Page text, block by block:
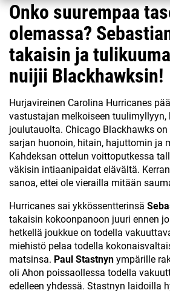
Onko suurempaa
olemassa?
takaisin ja
nuijii Blackhawksin!
Hurjavireinen Carolina Hurricanes
vastustajan melkoiseen tuulimyllyyn,
joulutauolta. Chicago Blackhawks
sarjan huonoin, hitain, hajuttomin ja
Kahdeksan ottelun voittoputkessa
väkisin intiaanipaidat elävältä.
sanoa, ettei ole vierailla mitään
Hurricanes sai ykkössentterinsä
takaisin kokoonpanoon juuri ennen
hetkellä joukkue on todella
miehistö pelaa todella
matsinsa. Paul Stastnyn ympärille
oli Ahon poissaollessa todella
edelleen yhdessä. Stastnyn laidoilla